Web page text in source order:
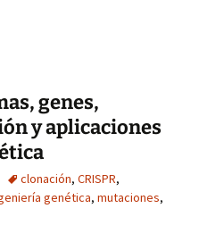
genes,
y aplicaciones
clonación, CRISPR,
genética, mutaciones,